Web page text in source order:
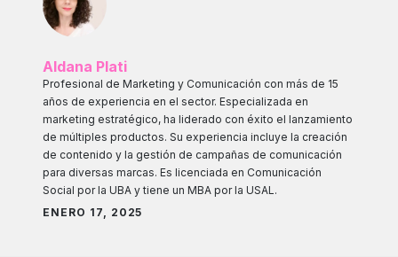
Aldana Plati
Profesional de Marketing y Comunicación con más de 15
años de experiencia en el sector. Especializada en
marketing estratégico, ha liderado con éxito el lanzamiento
de múltiples productos. Su experiencia incluye la creación
de contenido y la gestión de campañas de comunicación
para diversas marcas. Es licenciada en Comunicación
Social por la UBA y tiene un MBA por la USAL.
ENERO 17, 2025